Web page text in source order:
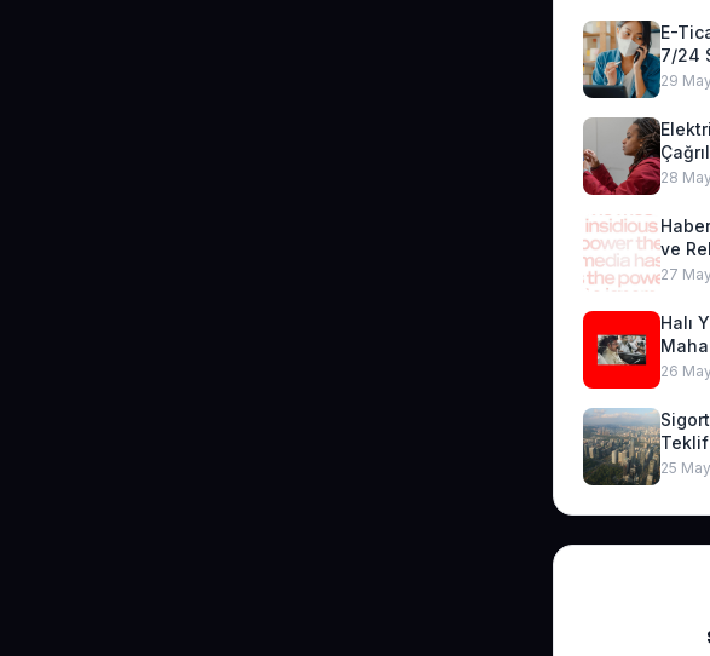
E-
7/24
29
28
ve
27
Halı
26
Teklif
25